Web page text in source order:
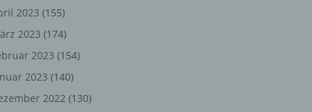
2023 (155)
2023 (174)
2023 (154)
2023 (140)
2022 (130)